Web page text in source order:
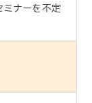
ナーを不定